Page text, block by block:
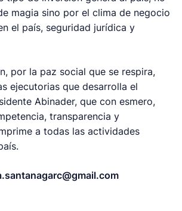
magia sino por el clima de negocio
el país, seguridad jurídica y
por la paz social que se respira,
ejecutorias que desarrolla el
Abinader, que con esmero,
transparencia y
a todas las actividades
santanagarc@gmail.com